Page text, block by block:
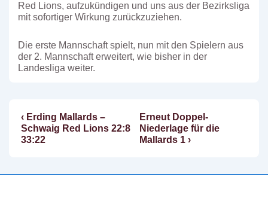
Red Lions, aufzukündigen und uns aus der Bezirksliga
mit sofortiger Wirkung zurückzuziehen.
Die erste Mannschaft spielt, nun mit den Spielern aus
der 2. Mannschaft erweitert, wie bisher in der
Landesliga weiter.
Beitragsnavigation
Vorheriger
Beitrag
ist
‹ Erding Mallards –
Schwaig Red Lions 22:8
33:22
Nächster
Beitrag
ist
Erneut Doppel-
Niederlage für die
Mallards 1 ›